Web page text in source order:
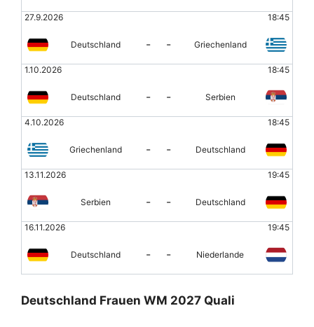
27.9.2026 18:45
Deutschland - - Griechenland
1.10.2026 18:45
Deutschland - - Serbien
4.10.2026 18:45
Griechenland - - Deutschland
13.11.2026 19:45
Serbien - - Deutschland
16.11.2026 19:45
Deutschland - - Niederlande
Deutschland Frauen WM 2027 Quali